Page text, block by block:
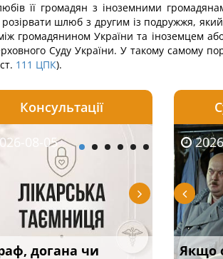
її громадян з іноземними
шлюб з другим із подружжя,
громадянином України та іноземцем
Суду України. У такому самому
111 ЦПК).
але
2026-08-04
Використання
04 2026-08-03
Огляд
Консультації
08-05
догана чи
2026-
Чи
2026-07-30
зарахуванні в строк Якщо